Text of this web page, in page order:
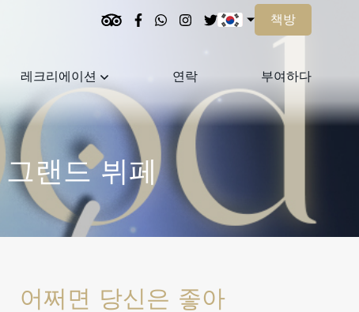
레크리에이션 연락 부여하다
책방
랜드 뷔페
어쩌면 당신은 좋아